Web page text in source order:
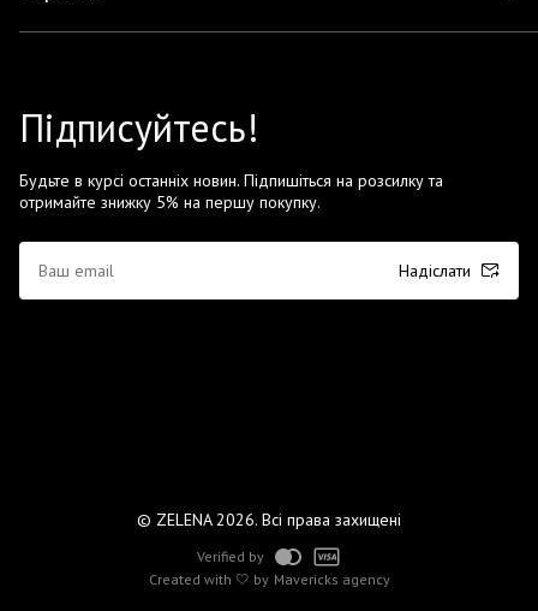
Підписуйтесь!
Будьте в курсі останніх новин. Підпишіться на розсилку та
отримайте знижку 5% на першу покупку.
Надіслати
© ZELENA 2026. Всі права захищені
Created with 🤍 by Mavericks agency
Verified by